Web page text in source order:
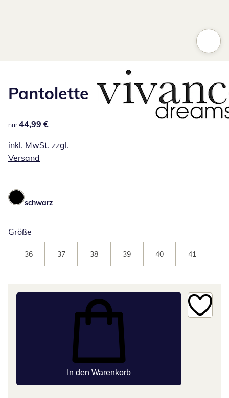
Pantolette
44,99 €
nur 44,99 €
inkl. MwSt. zzgl.
Versand
schwarz
Größe
36 37 38 39 40 41
In den Warenkorb